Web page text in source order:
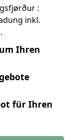
:
inkl.
Ihren
für Ihren